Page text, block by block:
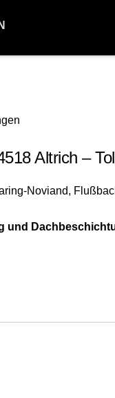
Altrich –
und